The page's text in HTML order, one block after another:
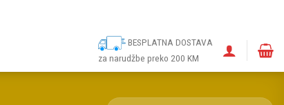
BESPLATNA DOSTAVA
za narudžbe preko 200 KM